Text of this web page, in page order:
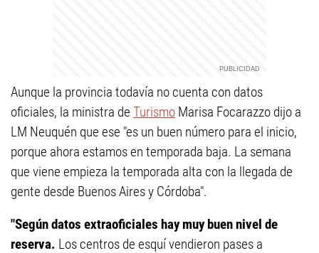
Aunque la provincia todavía no cuenta con datos
oficiales, la ministra de Turismo Marisa Focarazzo dijo a
LM Neuquén que ese "es un buen número para el inicio,
porque ahora estamos en temporada baja. La semana
que viene empieza la temporada alta con la llegada de
gente desde Buenos Aires y Córdoba".
"Según datos extraoficiales hay muy buen nivel de
reserva. Los centros de esquí vendieron pases a